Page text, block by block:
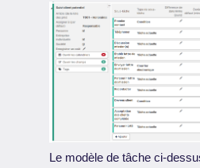
Le modèle de tâche ci-